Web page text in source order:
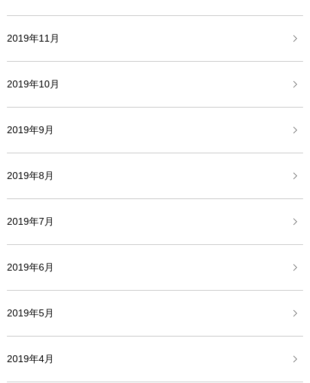
2019年11月
2019年10月
2019年9月
2019年8月
2019年7月
2019年6月
2019年5月
2019年4月